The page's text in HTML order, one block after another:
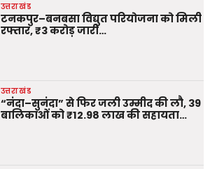
उत्तराखंड
टनकपुर–बनबसा विद्युत परियोजना को मिली
रफ्तार, ₹3 करोड़ जारी…
उत्तराखंड
“नंदा–सुनंदा” से फिर जली उम्मीद की लौ, 39
बालिकाओं को ₹12.98 लाख की सहायता…